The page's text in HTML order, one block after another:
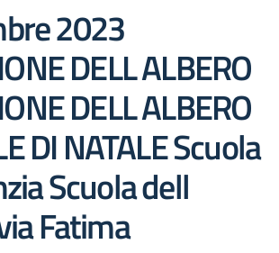
2023
DELL ALBERO
DELL ALBERO
DI NATALE Scuola
Scuola dell
Fatima